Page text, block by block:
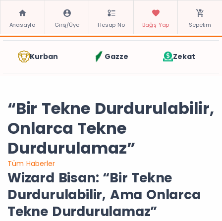
Anasayfa Giriş/Üye Hesap No Bağış Yap Sepetim
Kurban Gazze Zekat
“Bir Tekne Durdurulabilir,
Onlarca Tekne
Durdurulamaz”
Tüm Haberler
Wizard Bisan: “Bir Tekne
Durdurulabilir, Ama Onlarca
Tekne Durdurulamaz”